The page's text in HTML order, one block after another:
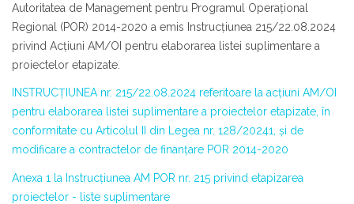
Autoritatea de Management pentru Programul Operațional
Regional (POR) 2014-2020 a emis Instrucțiunea 215/22.08.2024
privind Acțiuni AM/OI pentru elaborarea listei suplimentare a
proiectelor etapizate.
INSTRUCȚIUNEA nr. 215/22.08.2024 referitoare la acțiuni AM/OI
pentru elaborarea listei suplimentare a proiectelor etapizate, în
conformitate cu Articolul II din Legea nr. 128/20241, și de
modificare a contractelor de finanțare POR 2014-2020
Anexa 1 la Instrucțiunea AM POR nr. 215 privind etapizarea
proiectelor - liste suplimentare